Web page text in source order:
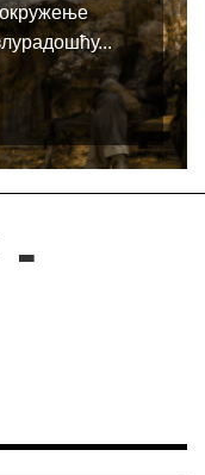
са свим
ће из сви...
-